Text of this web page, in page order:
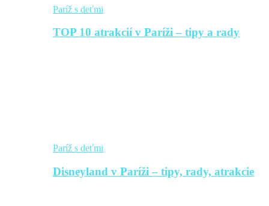
Paríž s deťmi
TOP 10 atrakcií v Paríži – tipy a rady
Paríž s deťmi
Disneyland v Paríži – tipy, rady, atrakcie